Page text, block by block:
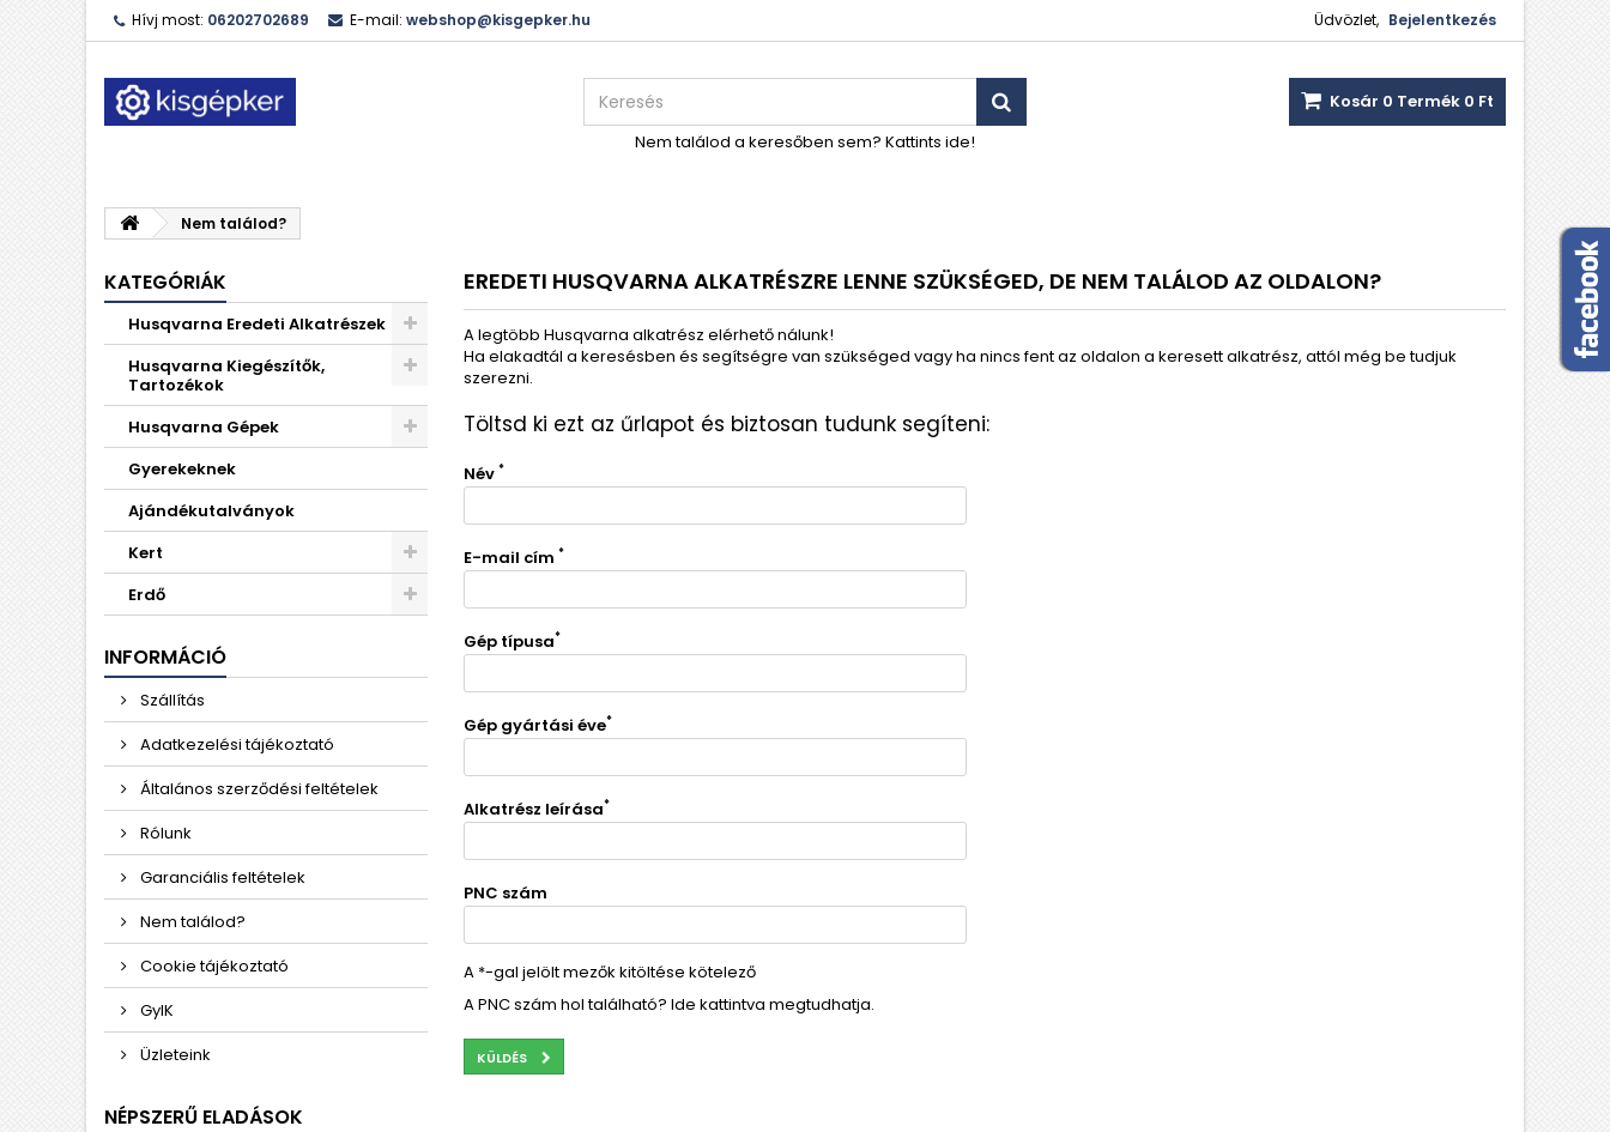
Üdvözlet, Bejelentkezés
Hívj most: 06202702689 E-mail: webshop@kisgepker.hu
Kosár 0 Termék 0 Ft‎
Nem találod a keresőben sem? Kattints ide!
Nem találod?
KATEGÓRIÁK
Husqvarna Eredeti Alkatrészek
Husqvarna Kiegészítők,
Tartozékok
Husqvarna Gépek
Gyerekeknek
Ajándékutalványok
Kert
Erdő
INFORMÁCIÓ
Szállítás
Adatkezelési tájékoztató
Általános szerződési feltételek
Rólunk
Garanciális feltételek
Nem találod?
Cookie tájékoztató
GyIK
Üzleteink
NÉPSZERŰ ELADÁSOK
EREDETI HUSQVARNA ALKATRÉSZRE LENNE SZÜKSÉGED, DE NEM TALÁLOD AZ OLDALON?
A legtöbb Husqvarna alkatrész elérhető nálunk!
Ha elakadtál a keresésben és segítségre van szükséged vagy ha nincs fent az oldalon a keresett alkatrész, attól még be tudjuk
szerezni.
Töltsd ki ezt az űrlapot és biztosan tudunk segíteni:
Név *
E-mail cím *
Gép típusa*
Gép gyártási éve*
Alkatrész leírása*
PNC szám
A *-gal jelölt mezők kitöltése kötelező
A PNC szám hol található? Ide kattintva megtudhatja.
KÜLDÉS